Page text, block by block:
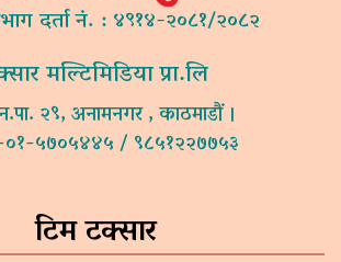
दर्ता नं. : ४९१४-२०८१/२०८२
मल्टिमिडिया प्रा.लि
२९, अनामनगर , काठमाडौं ।
५७०५४४५ / ९८५१२२७७५३
टिम टक्सार